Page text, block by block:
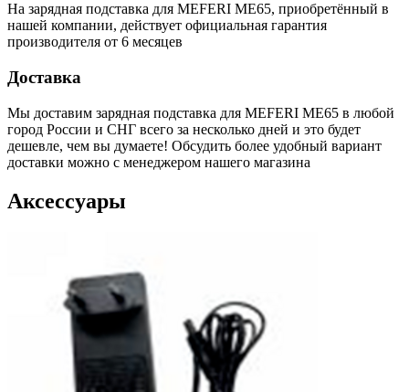
На зарядная подставка для MEFERI ME65, приобретённый в
нашей компании, действует официальная гарантия
производителя от 6 месяцев
Доставка
Мы доставим зарядная подставка для MEFERI ME65 в любой
город России и СНГ всего за несколько дней и это будет
дешевле, чем вы думаете! Обсудить более удобный вариант
доставки можно с менеджером нашего магазина
Аксессуары